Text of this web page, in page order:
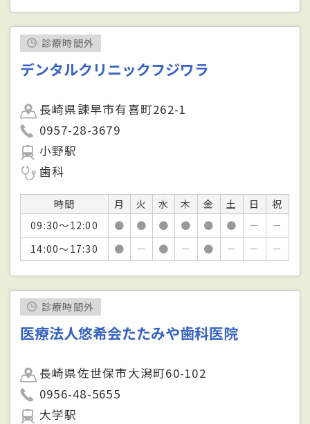
診療時間外
デンタルクリニックフジワラ
長崎県諫早市有喜町262-1
0957-28-3679
小野駅
歯科
時間 月 火 水 木 金 土 日
祝
09:30～12:00
● ● ● ● ● ● －
－
14:00～17:30
● － ● － ● － － －
診療時間外
医療法人悠希会たたみや歯科医院
長崎県佐世保市大潟町60-102
0956-48-5655
大学駅